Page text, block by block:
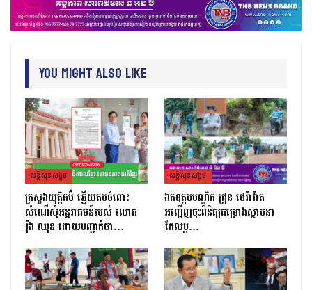
You Might Also Like
សន្តិសុខសង្គម
ក្រសួងយុត្តិធម៌ ឆ្លើយតបចំពោះ
សំណើសុំអន្តរាគមន៍របស់ លោក
រ៉ុង ឈុន ដោយបញ្ជាក់ថា…
សន្តិសុខសង្គម
ឯកឧត្តមបណ្ឌិត ជ្រុន ថេរ៉ាវ៉ាត
អញ្ជើញចុះពិនិត្យគម្រោងស្ថាបនា
កែលម្អ…